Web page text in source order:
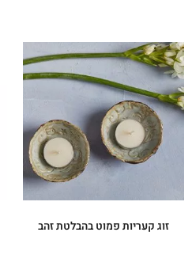
זוג קעריות פמוט בהבלטת זהב